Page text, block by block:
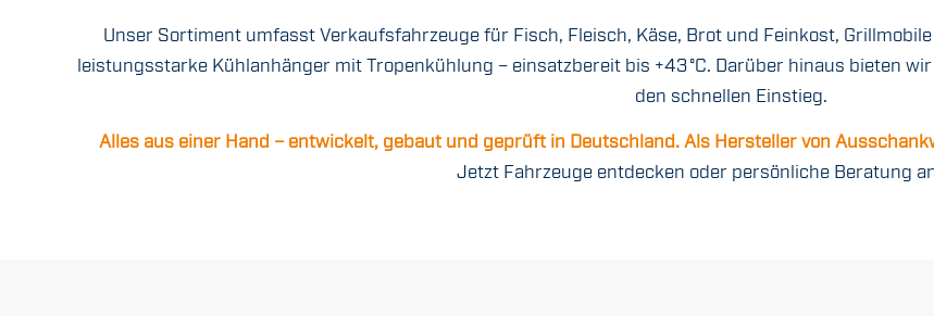
Unser Sortiment umfasst Verkaufsfahrzeuge für Fisch, Fleisch, Käse, Brot und Feinkost,
leistungsstarke Kühlanhänger mit Tropenkühlung – einsatzbereit bis +43 °C. Darüber hinaus bieten
den schnellen Einstieg.
Alles aus einer Hand – entwickelt, gebaut und geprüft in Deutschland. Als Hersteller von
Jetzt Fahrzeuge entdecken oder persönliche Beratung